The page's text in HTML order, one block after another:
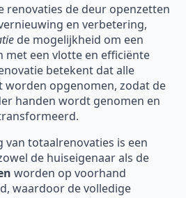
renovaties de deur openzetten
en verbetering,
de mogelijkheid om een
met een vlotte en efficiënte
betekent dat alle
worden opgenomen, zodat de
handen wordt genomen en
van totaalrenovaties is een
de huiseigenaar als de
worden op voorhand
waardoor de volledige